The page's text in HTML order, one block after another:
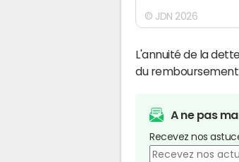
© JDN 2026
L'annuité de la
du remboursement
A ne pas
Recevez nos